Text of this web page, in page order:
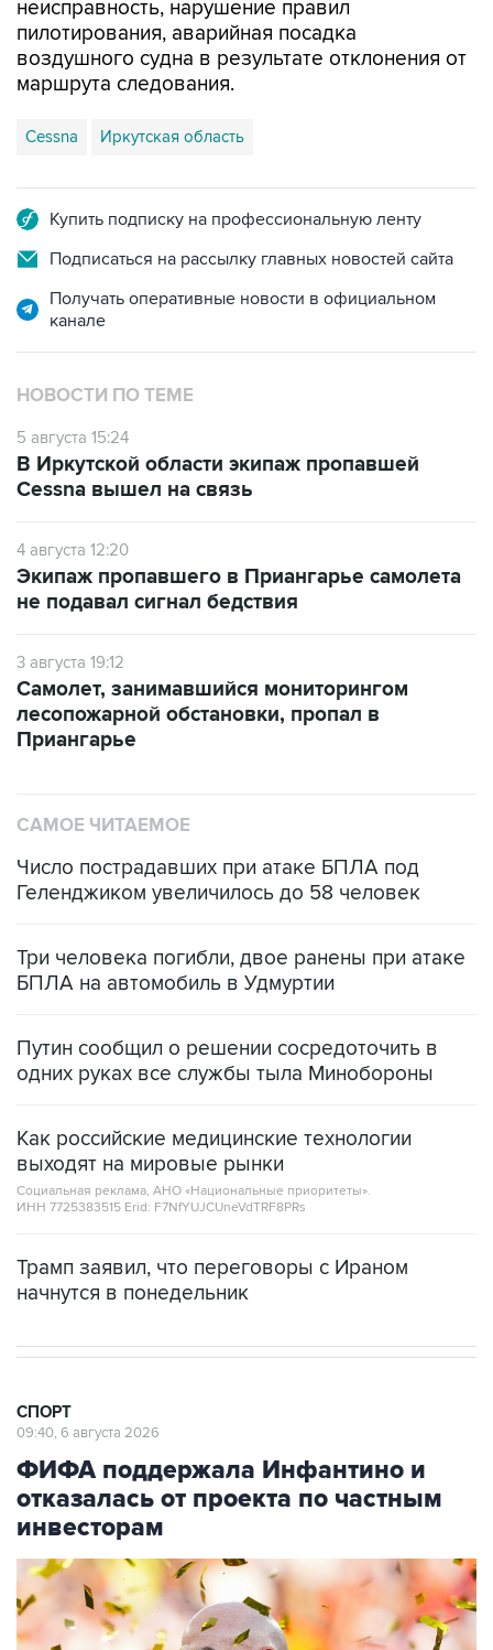
неисправность, нарушение правил
пилотирования, аварийная посадка
воздушного судна в результате отклонения от
маршрута следования.
Cessna Иркутская область
Купить подписку на профессиональную ленту
Подписаться на рассылку главных новостей сайта
Получать оперативные новости в официальном
канале
НОВОСТИ ПО ТЕМЕ
5 августа 15:24
В Иркутской области экипаж пропавшей
Cessna вышел на связь
4 августа 12:20
Экипаж пропавшего в Приангарье самолета
не подавал сигнал бедствия
3 августа 19:12
Самолет, занимавшийся мониторингом
лесопожарной обстановки, пропал в
Приангарье
САМОЕ ЧИТАЕМОЕ
Число пострадавших при атаке БПЛА под
Геленджиком увеличилось до 58 человек
Три человека погибли, двое ранены при атаке
БПЛА на автомобиль в Удмуртии
Путин сообщил о решении сосредоточить в
одних руках все службы тыла Минобороны
Как российские медицинские технологии
выходят на мировые рынки
Социальная реклама, АНО «Национальные приоритеты».
ИНН 7725383515 Erid: F7NfYUJCUneVdTRF8PRs
Трамп заявил, что переговоры с Ираном
начнутся в понедельник
СПОРТ
09:40, 6 августа 2026
ФИФА поддержала Инфантино и
отказалась от проекта по частным
инвесторам